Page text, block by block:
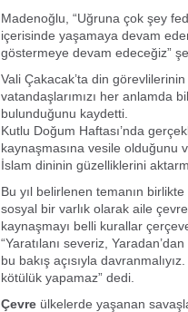
Madenoğlu, “Uğruna çok şey
içerisinde yaşamaya devam
göstermeye devam edeceğiz”
Vali Çakacak’ta din
vatandaşlarımızı her anlamda
bulunduğunu kaydetti.
Kutlu Doğum Haftası’nda
kaynaşmasına vesile olduğunu
İslam dininin güzelliklerini
Bu yıl belirlenen temanın
sosyal bir varlık olarak aile
kaynaşmayı belli kurallar
“Yaratılanı severiz,
bu bakış açısıyla
kötülük yapamaz” dedi.
Çevre ülkelerde yaşanan